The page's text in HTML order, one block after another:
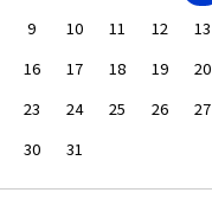
9
10 11 12 13
16
17 18 19 20
23
24 25 26 27
30
31